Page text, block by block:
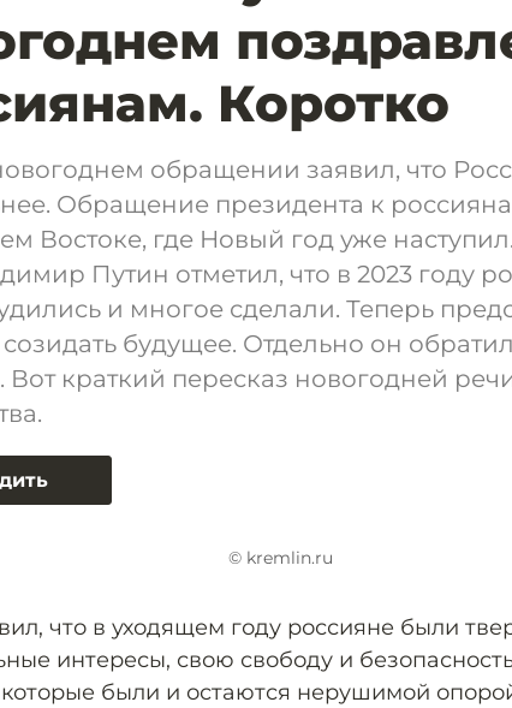
Коротко
обращении заявил, что
Обращение президента к
Востоке, где Новый год уже
Путин отметил, что в 2023 году
и многое сделали. Теперь
будущее. Отдельно он
краткий пересказ новогодней
© kremlin.ru
что в уходящем году россияне были
интересы, свою свободу и
были и остаются нерушимой